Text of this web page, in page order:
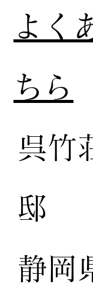
呉竹
邸
静岡
よく
ちら